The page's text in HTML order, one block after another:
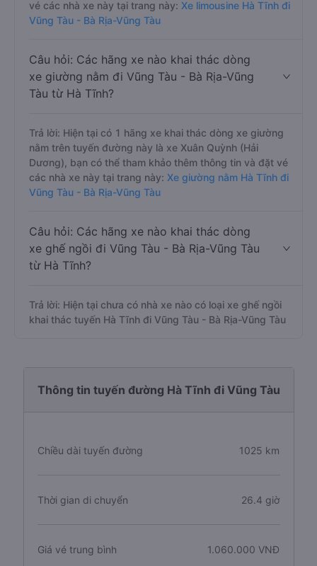
vé các nhà xe này tại trang này: Xe limousine Hà Tĩnh đi
Vũng Tàu - Bà Rịa-Vũng Tàu
Câu hỏi: Các hãng xe nào khai thác dòng
xe giường nằm đi Vũng Tàu - Bà Rịa-Vũng
Tàu từ Hà Tĩnh?
Trả lời: Hiện tại có 1 hãng xe khai thác dòng xe giường
nằm trên tuyến đường này là xe Xuân Quỳnh (Hải
Dương), bạn có thể tham khảo thêm thông tin và đặt vé
các nhà xe này tại trang này: Xe giường nằm Hà Tĩnh đi
Vũng Tàu - Bà Rịa-Vũng Tàu
Câu hỏi: Các hãng xe nào khai thác dòng
xe ghế ngồi đi Vũng Tàu - Bà Rịa-Vũng Tàu
từ Hà Tĩnh?
Trả lời: Hiện tại chưa có nhà xe nào có loại xe ghế ngồi
khai thác tuyến Hà Tĩnh đi Vũng Tàu - Bà Rịa-Vũng Tàu
Thông tin tuyến đường Hà Tĩnh đi Vũng Tàu
Chiều dài tuyến đường 1025 km
Thời gian di chuyển 26.4 giờ
Giá vé trung bình 1.060.000 VNĐ